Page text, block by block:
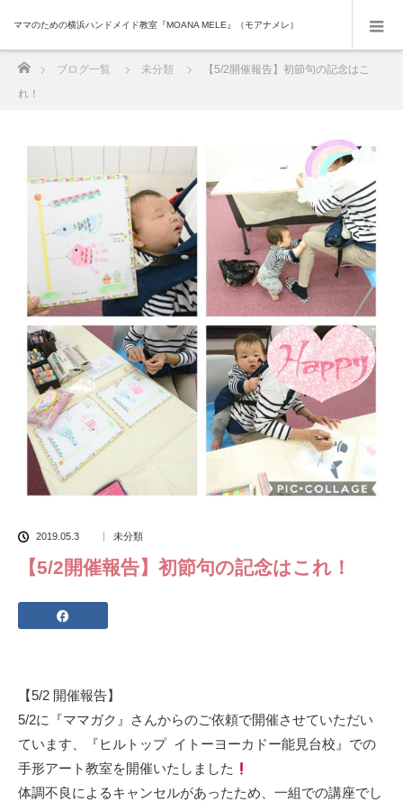
ママのための横浜ハンドメイド教室『MOANA MELE』（モアナメレ）
ブログ一覧 未分類
【5/2開催報告】初節句の記念はこ
れ！
2019.05.3 未分類
【5/2開催報告】初節句の記念はこれ！
【5/2 開催報告】
5/2に『ママガク』さんからのご依頼で開催させていただい
ています、『ヒルトップ イトーヨーカドー能見台校』での
手形アート教室を開催いたしました
体調不良によるキャンセルがあったため、一組での講座でし